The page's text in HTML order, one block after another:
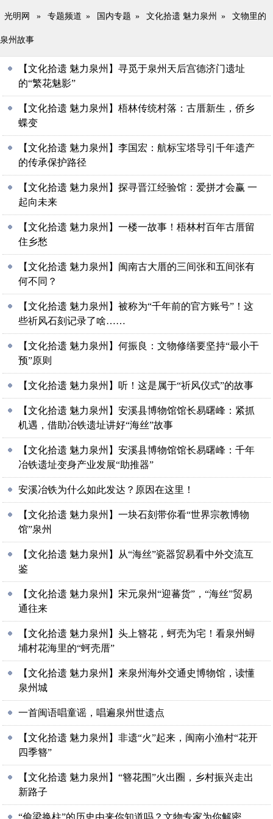
光明网 » 专题频道 » 国内专题 » 文化拾遗 魅力泉州 » 文物里的
泉州故事
【文化拾遗 魅力泉州】寻觅于泉州天后宫德济门遗址
的“繁花魅影”
【文化拾遗 魅力泉州】梧林传统村落：古厝新生，侨乡
蝶变
【文化拾遗 魅力泉州】李国宏：航标宝塔导引千年遗产
的传承保护路径
【文化拾遗 魅力泉州】探寻晋江经验馆：爱拼才会赢 一
起向未来
【文化拾遗 魅力泉州】一楼一故事！梧林村百年古厝留
住乡愁
【文化拾遗 魅力泉州】闽南古大厝的三间张和五间张有
何不同？
【文化拾遗 魅力泉州】被称为“千年前的官方账号”！这
些祈风石刻记录了啥……
【文化拾遗 魅力泉州】何振良：文物修缮要坚持“最小干
预”原则
【文化拾遗 魅力泉州】听！这是属于“祈风仪式”的故事
【文化拾遗 魅力泉州】安溪县博物馆馆长易曙峰：紧抓
机遇，借助冶铁遗址讲好“海丝”故事
【文化拾遗 魅力泉州】安溪县博物馆馆长易曙峰：千年
冶铁遗址变身产业发展“助推器”
安溪冶铁为什么如此发达？原因在这里！
【文化拾遗 魅力泉州】一块石刻带你看“世界宗教博物
馆”泉州
【文化拾遗 魅力泉州】从“海丝”瓷器贸易看中外交流互
鉴
【文化拾遗 魅力泉州】宋元泉州“迎蕃货”，“海丝”贸易
通往来
【文化拾遗 魅力泉州】头上簪花，蚵壳为宅！看泉州蟳
埔村花海里的“蚵壳厝”
【文化拾遗 魅力泉州】来泉州海外交通史博物馆，读懂
泉州城
一首闽语唱童谣，唱遍泉州世遗点
【文化拾遗 魅力泉州】非遗“火”起来，闽南小渔村“花开
四季簪”
【文化拾遗 魅力泉州】“簪花围”火出圈，乡村振兴走出
新路子
“偷梁换柱”的历史由来你知道吗？文物专家为你解密